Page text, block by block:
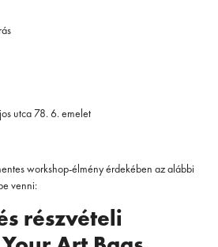
utca 78. 6. emelet
workshop-élmény érdekében az alábbi
venni:
részvételi